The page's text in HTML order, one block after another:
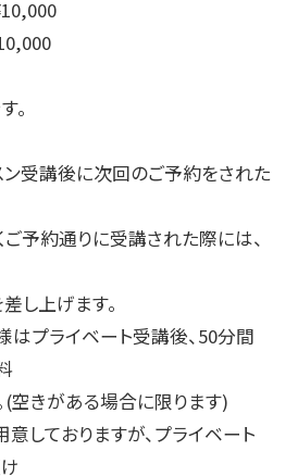
。
受講後に次回のご予約をされた
予約通りに受講された際には、
し上げます。
プライベート受講後、50分間
空きがある場合に限ります)
しておりますが、プライベート